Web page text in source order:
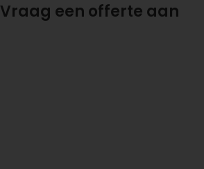
Vraag een offerte aan